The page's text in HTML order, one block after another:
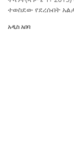
ተወስደው የደረሱበት
አዲስ አበባ